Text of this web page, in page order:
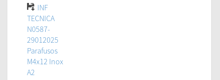
INF
TECNICA
N0587-
29012025
Parafusos
M4x12 Inox
A2